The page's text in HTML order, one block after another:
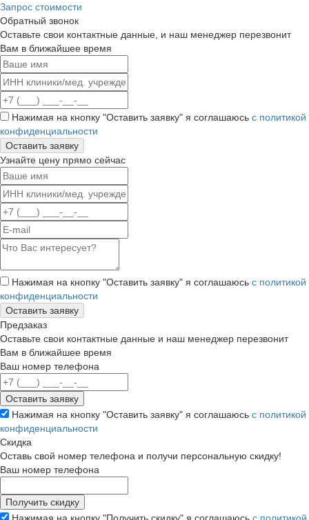
Запрос стоимости
Обратный звонок
Оставьте свои контактные данные, и наш менеджер перезвонит
Вам в ближайшее время
Нажимая на кнопку "Оставить заявку" я соглашаюсь с политикой
конфиденциальности
Узнайте цену прямо сейчас
Нажимая на кнопку "Оставить заявку" я соглашаюсь с политикой
конфиденциальности
Предзаказ
Оставьте свои контактные данные и наш менеджер перезвонит
Вам в ближайшее время
Ваш номер телефона
Нажимая на кнопку "Оставить заявку" я соглашаюсь с политикой
конфиденциальности
Скидка
Оставь свой номер телефона и получи персональную скидку!
Ваш номер телефона